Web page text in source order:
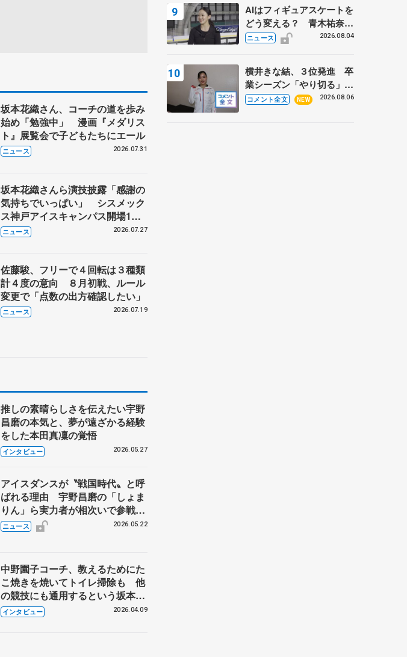
坂本花織さん、コーチの道を歩み
始め「勉強中」 漫画『メダリス
ト』展覧会で子どもたちにエール
ニュース 2026.07.31
坂本花織さんら演技披露「感謝の
気持ちでいっぱい」 シスメック
ス神戸アイスキャンパス開場1周
年イベント
ニュース 2026.07.27
佐藤駿、フリーで４回転は３種類
計４度の意向 ８月初戦、ルール
変更で「点数の出方確認したい」
ニュース 2026.07.19
推しの素晴らしさを伝えたい宇野
昌磨の本気と、夢が遠ざかる経験
をした本田真凜の覚悟
インタビュー 2026.05.27
アイスダンスが〝戦国時代〟と呼
ばれる理由 宇野昌磨の「しょま
りん」ら実力者が相次いで参戦
国内の競争激化
ニュース 2026.05.22
中野園子コーチ、教えるためにた
こ焼きを焼いてトイレ掃除も 他
の競技にも通用するという坂本花
織の筋肉
インタビュー 2026.04.09
AIはフィギュアスケートを
どう変える？ 青木祐奈と
考える採点、トレーニング
ニュース 2026.08.04
横井きな結、３位発進 卒
業シーズン「やり切る」
【みなとアクルス杯SP】
コメント全文 NEW 2026.08.06